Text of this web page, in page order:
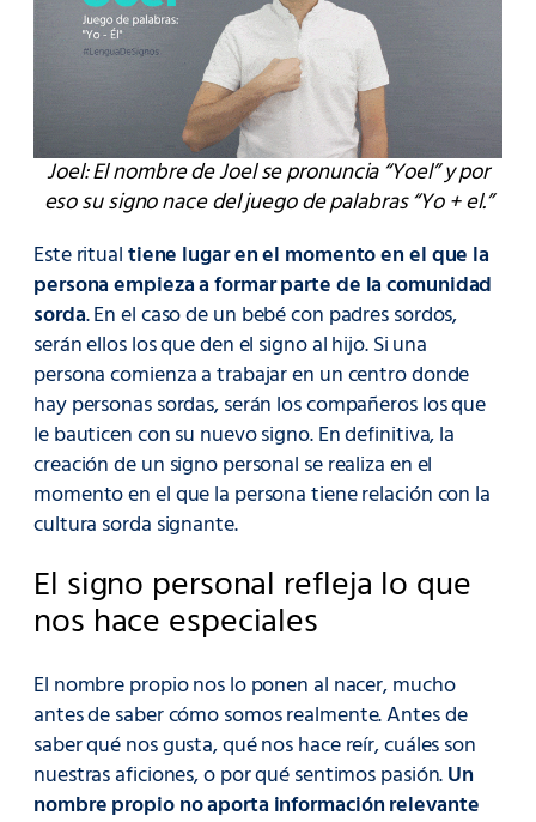
Joel: El nombre de Joel se pronuncia “Yoel” y por
eso su signo nace del juego de palabras “Yo + el.”
Este ritualtiene lugar en el momento en el que la
persona empieza a formar parte de la comunidad
sorda. En el caso de un bebé con padres sordos,
serán ellos los que den el signo al hijo. Si una
persona comienza a trabajar en un centro donde
hay personas sordas, serán los compañeros los que
le bauticen con su nuevo signo. En definitiva, la
creación de un signo personal se realiza en el
momento en el que la persona tiene relación con la
cultura sorda signante.
El signo personal refleja lo que
nos hace especiales
El nombre propio nos lo ponen al nacer, mucho
antes de saber cómo somos realmente. Antes de
saber qué nos gusta, qué nos hace reír, cuáles son
nuestras aficiones, o por qué sentimos pasión.Un
nombre propio no aporta información relevante